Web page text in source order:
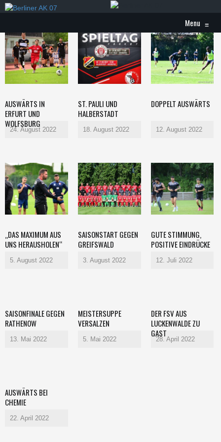
Menu ≡
AUSWÄRTS IN
ERFURT UND
WOLFSBURG
24. August 2022
ST. PAULI UND
HALBERSTADT
18. August 2022
DOPPELT AUSWÄRTS
12. August 2022
„DAS MAXIMUM AUS
UNS HERAUSHOLEN“
5. August 2022
SAISONSTART GEGEN
GREIFSWALD
3. August 2022
GUTE STIMMUNG,
POSITIVE EINDRÜCKE
12. Juli 2022
SAISONFINALE GEGEN
RATHENOW
13. Mai 2022
MEISTERSUPPE
VERSALZEN
5. Mai 2022
DER FSV AUS
LUCKENWALDE ZU
GAST
28. April 2022
AUSWÄRTS BEI
CHEMIE
22. April 2022